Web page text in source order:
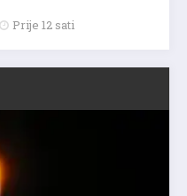
Prije 12 sati